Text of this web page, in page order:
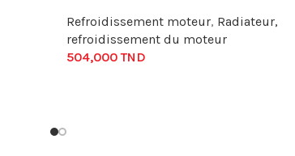
Refroidissement moteur, Radiateur,
refroidissement du moteur
504,000TND